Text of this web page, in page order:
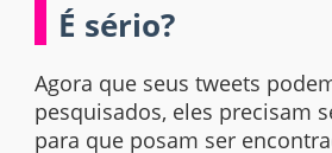
É sério?
Agora que seus tweets
pesquisados, eles precisam
para que posam ser